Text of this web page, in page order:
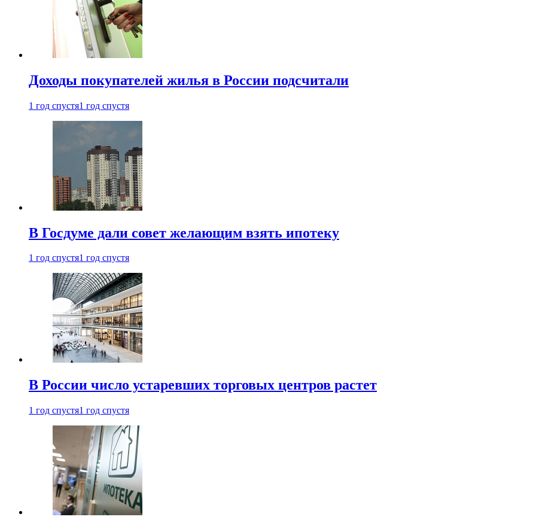
Доходы покупателей жилья в России подсчитали
1 год спустя1 год спустя
В Госдуме дали совет желающим взять ипотеку
1 год спустя1 год спустя
В России число устаревших торговых центров растет
1 год спустя1 год спустя